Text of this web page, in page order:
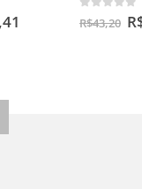
out of
R$43,20